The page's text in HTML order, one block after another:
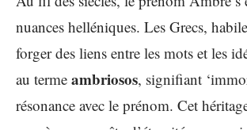
nuances helléniques. Les Grecs,
forger des liens entre les mots et les
au terme ambriosos, signifiant
résonance avec le prénom. Cet